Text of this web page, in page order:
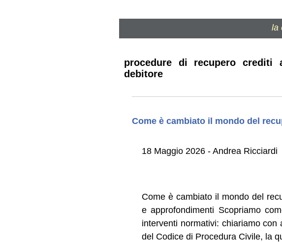
la
procedure di recupero crediti
debitore
Come è cambiato il mondo del
18 Maggio 2026 - Andrea Ricciardi
Come è cambiato il mondo del
e approfondimenti Scopriamo
interventi normativi: chiariamo
del Codice di Procedura Civile, la